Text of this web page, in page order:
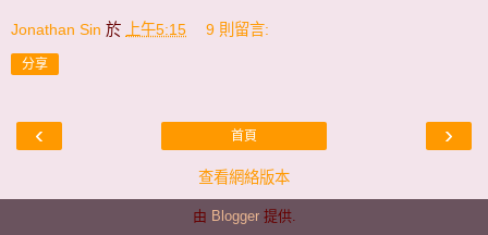
Jonathan Sin 於 上午5:15 9 則留言:
分享
‹ ›
首頁
查看網絡版本
由 Blogger提供.